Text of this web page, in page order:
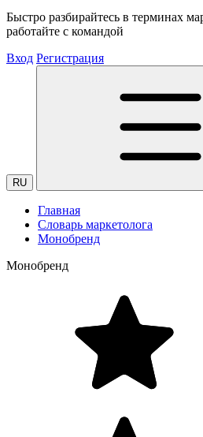
Быстро разбирайтесь в терминах
работайте с командой
Вход Регистрация
RU
Главная
Словарь маркетолога
Монобренд
Монобренд